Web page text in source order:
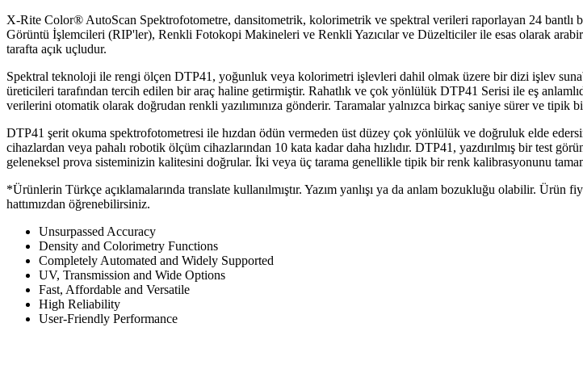
X-Rite Color® AutoScan Spektrofotometre, dansitometrik, kolorimetrik ve spektral verileri raporlayan 24 bantlı
Görüntü İşlemcileri (RIP'ler), Renkli Fotokopi Makineleri ve Renkli Yazıcılar ve Düzelticiler ile esas olarak
tarafta açık uçludur.
Spektral teknoloji ile rengi ölçen DTP41, yoğunluk veya kolorimetri işlevleri dahil olmak üzere bir dizi işlev
üreticileri tarafından tercih edilen bir araç haline getirmiştir. Rahatlık ve çok yönlülük DTP41 Serisi ile eş
verilerini otomatik olarak doğrudan renkli yazılımınıza gönderir. Taramalar yalnızca birkaç saniye sürer ve tipik
DTP41 şerit okuma spektrofotometresi ile hızdan ödün vermeden üst düzey çok yönlülük ve doğruluk elde
cihazlardan veya pahalı robotik ölçüm cihazlarından 10 kata kadar daha hızlıdır. DTP41, yazdırılmış bir test
geleneksel prova sisteminizin kalitesini doğrular. İki veya üç tarama genellikle tipik bir renk kalibrasyonunu
*Ürünlerin Türkçe açıklamalarında translate kullanılmıştır. Yazım yanlışı ya da anlam bozukluğu olabilir. Ürün
hattımızdan öğrenebilirsiniz.
Unsurpassed Accuracy
Density and Colorimetry Functions
Completely Automated and Widely Supported
UV, Transmission and Wide Options
Fast, Affordable and Versatile
High Reliability
User-Friendly Performance